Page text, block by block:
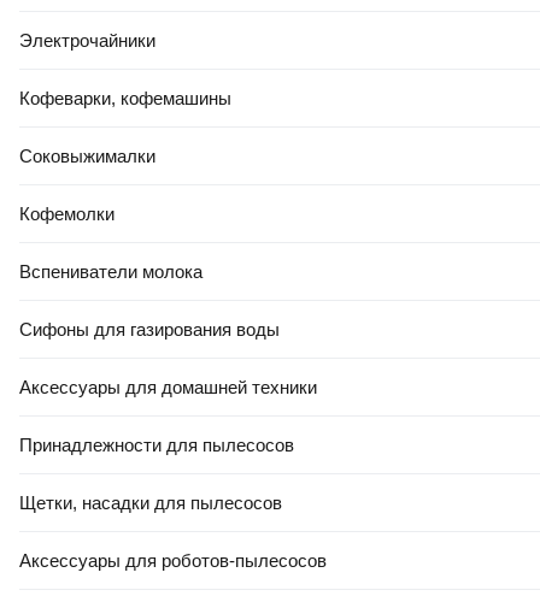
Электрочайники
Кофеварки, кофемашины
Соковыжималки
Кофемолки
Вспениватели молока
Сифоны для газирования воды
Аксессуары для домашней техники
Принадлежности для пылесосов
Щетки, насадки для пылесосов
Аксессуары для роботов-пылесосов